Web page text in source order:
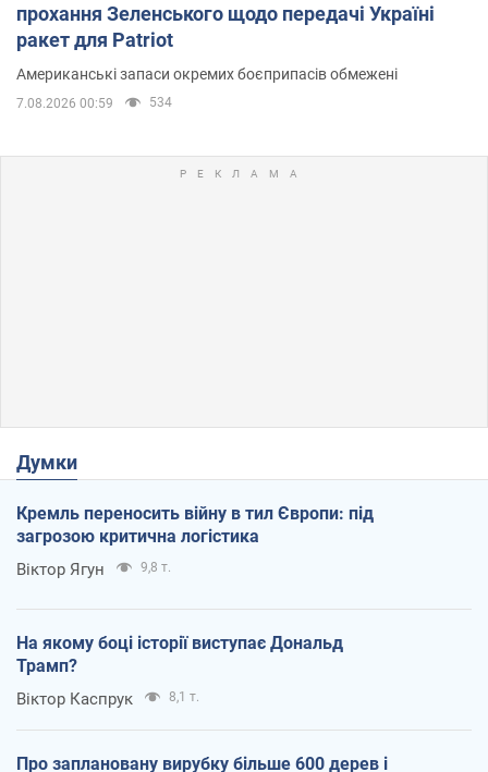
прохання Зеленського щодо передачі Україні
ракет для Patriot
Американські запаси окремих боєприпасів обмежені
7.08.2026 00:59 534
Думки
Кремль переносить війну в тил Європи: під
загрозою критична логістика
Віктор Ягун 9,8 т.
На якому боці історії виступає Дональд
Трамп?
Віктор Каспрук 8,1 т.
Про заплановану вирубку більше 600 дерев і